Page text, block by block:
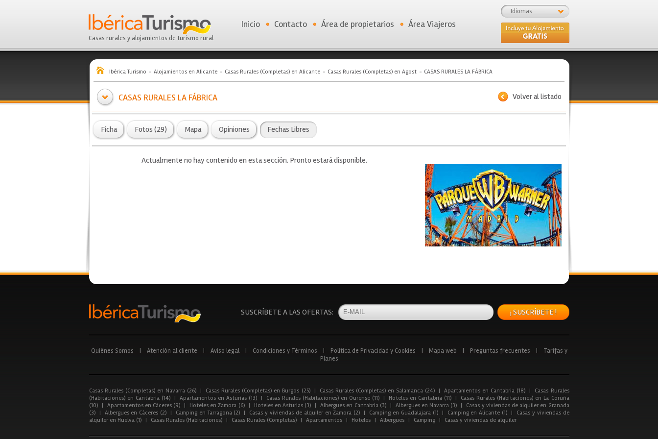
Casas rurales y alojamientos de turismo rural
Idiomas
Inicio Contacto Área de propietarios Área Viajeros
Ibérica Turismo Alojamientos en Alicante Casas Rurales (Completas) en Alicante Casas Rurales (Completas) en Agost CASAS RURALES LA FÁBRICA
Volver al listado
CASAS RURALES LA FÁBRICA
Ficha Fotos (29) Mapa Opiniones Fechas Libres
Actualmente no hay contenido en esta sección. Pronto estará disponible.
SUSCRÍBETE A LAS OFERTAS: ¡ SUSCRÍBETE !
Quiénes Somos Atención al cliente Aviso legal Condiciones y Términos Política de Privacidad y Cookies Mapa web Preguntas frecuentes
Tarifas y
Planes
Casas Rurales (Completas) en Navarra (26) | Casas Rurales (Completas) en Burgos (25) | Casas Rurales (Completas) en Salamanca (24) | Apartamentos en Cantabria (18) |
Casas Rurales
(Habitaciones) en Cantabria (14)
| Apartamentos en Asturias (13) | Casas Rurales (Habitaciones) en Ourense (11) | Hoteles en Cantabria (11) |
Casas Rurales (Habitaciones) en La Coruña
(10)
| Apartamentos en Cáceres (9) | Hoteles en Zamora (6) | Hoteles en Asturias (3) | Albergues en Cantabria (3) | Albergues en Navarra (3) |
Casas y viviendas de alquiler en Granada
(3)
| Albergues en Cáceres (2) | Camping en Tarragona (2) | Casas y viviendas de alquiler en Zamora (2) | Camping en Guadalajara (1) | Camping en Alicante (1) |
Casas y viviendas de
alquiler en Huelva (1)
| Casas Rurales (Habitaciones) | Casas Rurales (Completas) | Apartamentos | Hoteles | Albergues | Camping | Casas y viviendas de alquiler